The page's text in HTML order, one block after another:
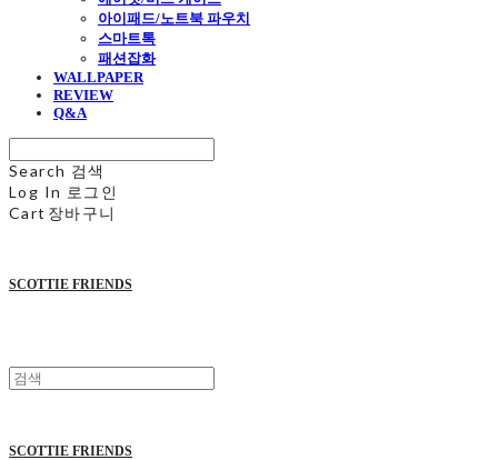
아이패드/노트북 파우치
스마트톡
패션잡화
WALLPAPER
REVIEW
Q&A
Search 검색
Log In 로그인
Cart 장바구니
SCOTTIE FRIENDS
SCOTTIE FRIENDS